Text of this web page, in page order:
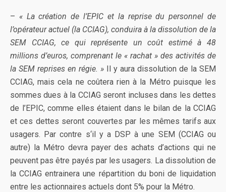
– « La création de l’EPIC et la reprise du personnel de
l’opérateur actuel (la CCIAG), conduira à la dissolution de la
SEM CCIAG, ce qui représente un coût estimé à 48
millions d’euros, comprenant le « rachat » des activités de
la SEM reprises en régie. » Il y aura dissolution de la SEM
CCIAG, mais cela ne coûtera rien à la Métro puisque les
sommes dues à la CCIAG seront incluses dans les dettes
de l’EPIC, comme elles étaient dans le bilan de la CCIAG
et ces dettes seront couvertes par les mêmes tarifs aux
usagers. Par contre s‘il y a DSP à une SEM (CCIAG ou
autre) la Métro devra payer des achats d’actions qui ne
peuvent pas être payés par les usagers. La dissolution de
la CCIAG entrainera une répartition du boni de liquidation
entre les actionnaires actuels dont 5% pour la Métro.